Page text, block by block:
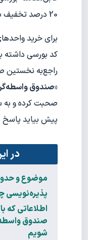
20 درصد تخفیف به عامه مردم واگذار می‌کند.
برای خرید
کد بورسی داشته
راجع‌به نخستین
«صندوق
صحبت کرده و به
پیش بیاید
در
موضوع و
اطلاعاتی که
صندوق
شویم